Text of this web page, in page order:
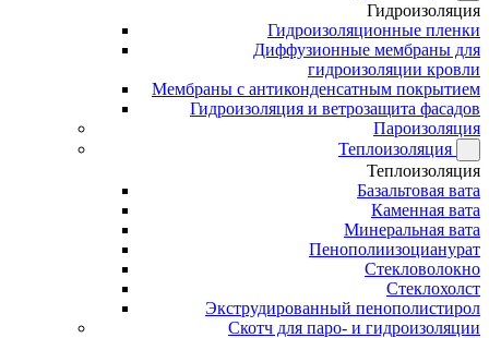
Гидроизоляция
Гидроизоляционные пленки
Диффузионные мембраны для
гидроизоляции кровли
Мембраны с антиконденсатным покрытием
Гидроизоляция и ветрозащита фасадов
Пароизоляция
Теплоизоляция
Теплоизоляция
Базальтовая вата
Каменная вата
Минеральная вата
Пенополиизоцианурат
Стекловолокно
Стеклохолст
Экструдированный пенополистирол
Скотч для паро- и гидроизоляции